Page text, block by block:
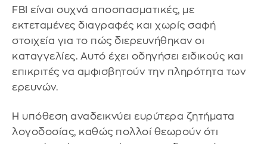
FBI είναι συχνά αποσπασματικές, με
εκτεταμένες διαγραφές και χωρίς σαφή
στοιχεία για το πώς διερευνήθηκαν οι
καταγγελίες. Αυτό έχει οδηγήσει ειδικούς και
επικριτές να αμφισβητούν την πληρότητα των
ερευνών.
Η υπόθεση αναδεικνύει ευρύτερα ζητήματα
λογοδοσίας, καθώς πολλοί θεωρούν ότι